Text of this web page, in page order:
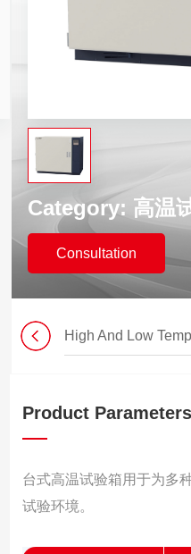
Category: 高温
Consultation
High And Low Temperature
Product Parameters
台式高温试验箱用于为多
试验环境。